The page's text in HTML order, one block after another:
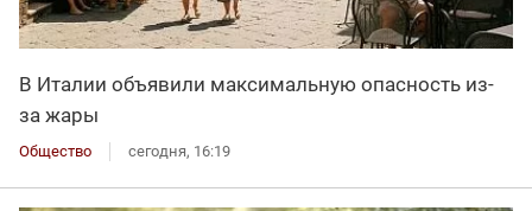
В Италии объявили максимальную опасность из-
за жары
Общество сегодня, 16:19